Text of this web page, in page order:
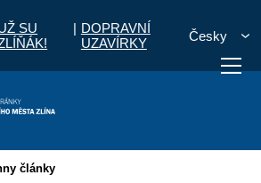
SU
| DOPRAVNÍ
UZAVÍRKY
Česky
Potřebuji zaplatit
články